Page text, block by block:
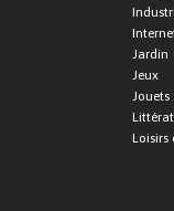
Jardin
Jeux
Jouets
Loisirs